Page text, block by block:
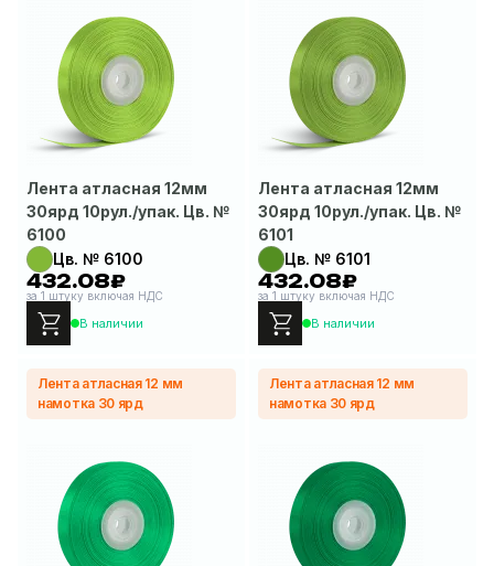
Лента атласная 12мм
30ярд 10рул./упак. Цв. №
6100
Цв. № 6100
432.08₽
за 1 штуку включая НДС
В наличии
Лента атласная 12мм
30ярд 10рул./упак. Цв. №
6101
Цв. № 6101
432.08₽
за 1 штуку включая НДС
В наличии
Лента атласная 12 мм
намотка 30 ярд
Лента атласная 12 мм
намотка 30 ярд